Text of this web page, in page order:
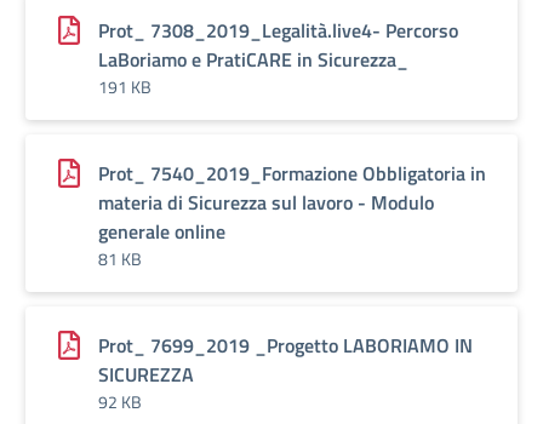
Prot_ 7308_2019_Legalità.live4- Percorso
LaBoriamo e PratiCARE in Sicurezza_
191 KB
Prot_ 7540_2019_Formazione Obbligatoria in
materia di Sicurezza sul lavoro - Modulo
generale online
81 KB
Prot_ 7699_2019 _Progetto LABORIAMO IN
SICUREZZA
92 KB